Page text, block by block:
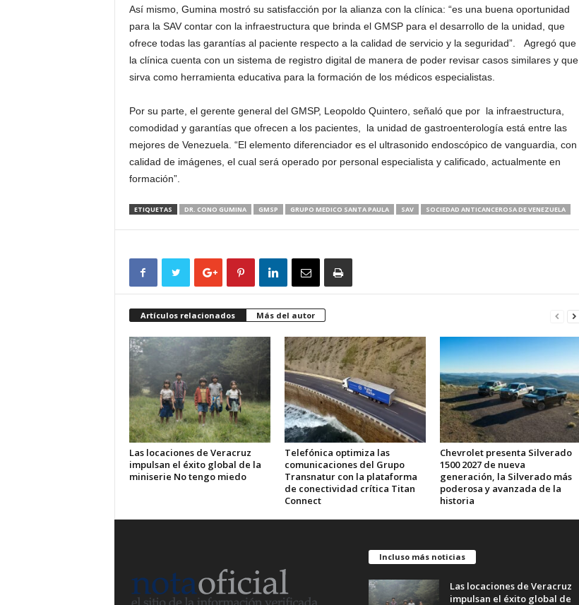
Así mismo, Gumina mostró su satisfacción por la alianza con la clínica: “es una buena oportunidad
para la SAV contar con la infraestructura que brinda el GMSP para el desarrollo de la unidad, que
ofrece todas las garantías al paciente respecto a la calidad de servicio y la seguridad”. Agregó que
la clínica cuenta con un sistema de registro digital de manera de poder revisar casos similares y que
sirva como herramienta educativa para la formación de los médicos especialistas.
Por su parte, el gerente general del GMSP, Leopoldo Quintero, señaló que por la infraestructura,
comodidad y garantías que ofrecen a los pacientes, la unidad de gastroenterología está entre las
mejores de Venezuela. “El elemento diferenciador es el ultrasonido endoscópico de vanguardia, con
calidad de imágenes, el cual será operado por personal especialista y calificado, actualmente en
formación”.
ETIQUETAS DR. CONO GUMINA GMSP GRUPO MEDICO SANTA PAULA SAV SOCIEDAD ANTICANCEROSA DE VENEZUELA
Artículos relacionados Más del autor
Las locaciones de Veracruz
impulsan el éxito global de la
miniserie No tengo miedo
Telefónica optimiza las
comunicaciones del Grupo
Transnatur con la plataforma
de conectividad crítica Titan
Connect
Chevrolet presenta Silverado
1500 2027 de nueva
generación, la Silverado más
poderosa y avanzada de la
historia
Incluso más noticias
Las locaciones de Veracruz
impulsan el éxito global de